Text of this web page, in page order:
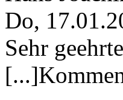
Do,
Sehr